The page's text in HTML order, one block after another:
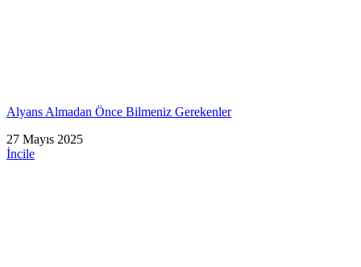
Alyans Almadan Önce Bilmeniz Gerekenler
27 Mayıs 2025
İncile